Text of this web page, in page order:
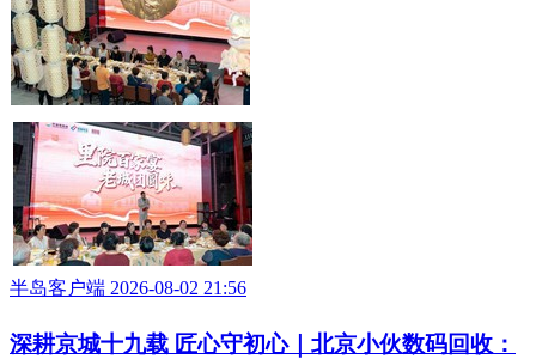
半岛客户端 2026-08-02 21:56
深耕京城十九载 匠心守初心｜北京小伙数码回收：